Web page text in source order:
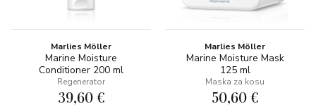
Marlies Möller
Marine Moisture
Conditioner 200 ml
Regenerator
39,60 €
Marlies Möller
Marine Moisture Mask
125 ml
Maska za kosu
50,60 €